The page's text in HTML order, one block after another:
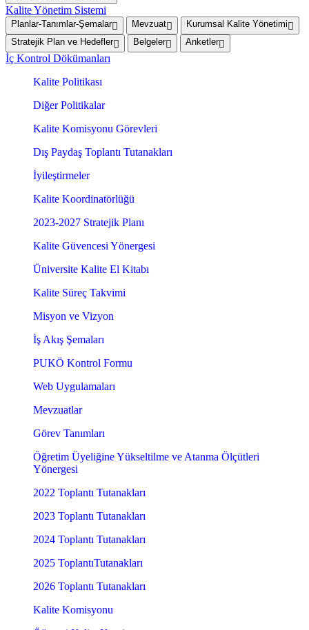
Kalite Yönetim Sistemi
Planlar-Tanımlar-Şemalar Mevzuat
Kurumsal Kalite Yönetimi
Stratejik Plan ve Hedefler
Belgeler Anketler
İç Kontrol Dökümanları
Kalite Politikası
Diğer Politikalar
Kalite Komisyonu Görevleri
Dış Paydaş Toplantı Tutanakları
İyileştirmeler
Kalite Koordinatörlüğü
2023-2027 Stratejik Planı
Kalite Güvencesi Yönergesi
Üniversite Kalite El Kitabı
Kalite Süreç Takvimi
Misyon ve Vizyon
İş Akış Şemaları
PUKÖ Kontrol Formu
Web Uygulamaları
Mevzuatlar
Görev Tanımları
Öğretim Üyeliğine Yükseltilme ve Atanma Ölçütleri
Yönergesi
2022 Toplantı Tutanakları
2023 Toplantı Tutanakları
2024 Toplantı Tutanakları
2025 ToplantıTutanakları
2026 Toplantı Tutanakları
Kalite Komisyonu